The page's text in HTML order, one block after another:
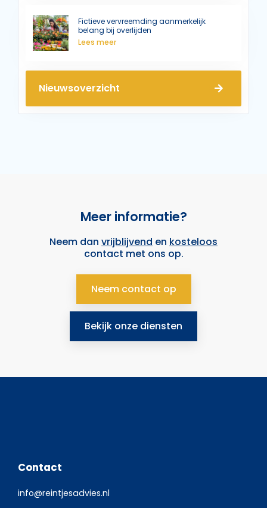
Fictieve vervreemding aanmerkelijk
belang bij overlijden
Lees meer
Nieuwsoverzicht
Meer informatie?
Neem dan vrijblijvend en kosteloos
contact met ons op.
Neem contact op
Bekijk onze diensten
Contact
info@reintjesadvies.nl